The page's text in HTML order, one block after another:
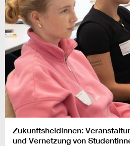
Zukunftsheldinnen:
und Vernetzung von